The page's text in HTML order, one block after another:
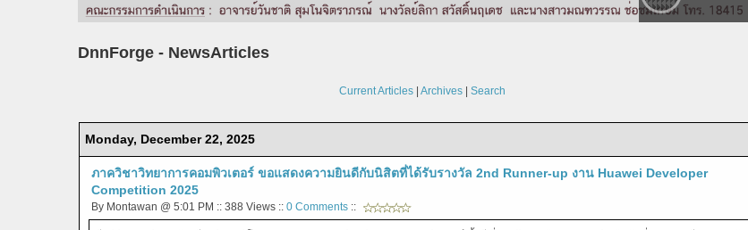
DnnForge - NewsArticles
Current Articles Archives Search
Monday, December 22, 2025
ภาควิชาวิทยาการคอมพิวเตอร์ ขอแสดงความยินดีกับนิสิตที่ได้รับรางวัล 2nd Runner-up งาน Huawei Developer
Competition 2025
By Montawan @ 5:01 PM :: 388 Views :: 0 Comments ::